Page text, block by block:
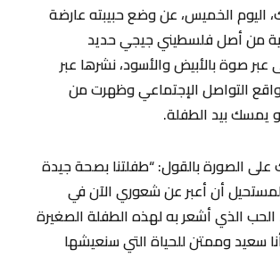
اليوم الخميس، عن وضع حبيبته عارضة
من أصل فلسطيني جيجي حديد
عبر صوة بالأبيض والأسود، نشرها عبر
التواصل الإجتماعي وظهرت من
يمسك بيد الطفلة.
الصورة بالقول: “طفلتنا بصحة جيدة
أن أعبر عن شعوري الآن في
الذي أشعر به لهذه الطفلة الصغيرة
سعيد وممتن للحياة التي سنعيشها